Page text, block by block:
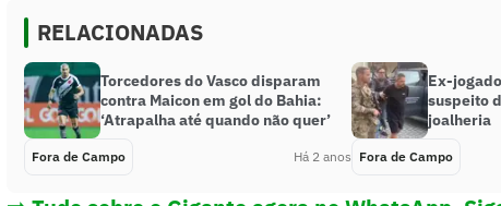
RELACIONADAS
Torcedores do Vasco disparam
contra Maicon em gol do Bahia:
‘Atrapalha até quando não quer’
Fora de Campo Há 2 anos
Ex-
suspeito
joalheria
Fora de Campo